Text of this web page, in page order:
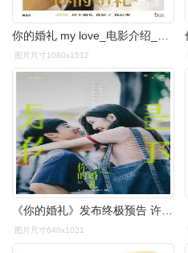
图片尺寸1080x1512
《你的婚礼》发布终极预告 许光汉哭腔告白章若楠
图片尺寸640x1021